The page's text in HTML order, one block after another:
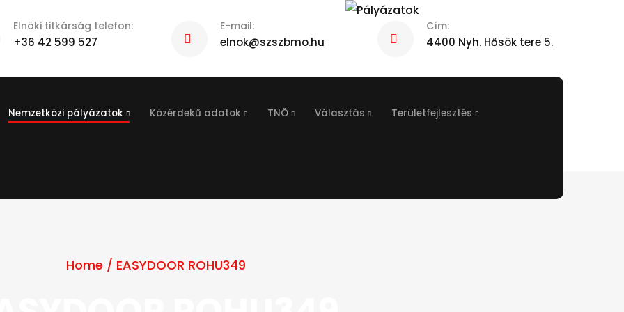
Elnöki titkárság telefon:
+36 42 599 527
E-mail:
elnok@szszbmo.hu
Cím:
4400 Nyh. Hősök tere 5.
Nemzetközi pályázatok Közérdekű adatok TNÖ Választás Területfejlesztés
Home / EASYDOOR ROHU349